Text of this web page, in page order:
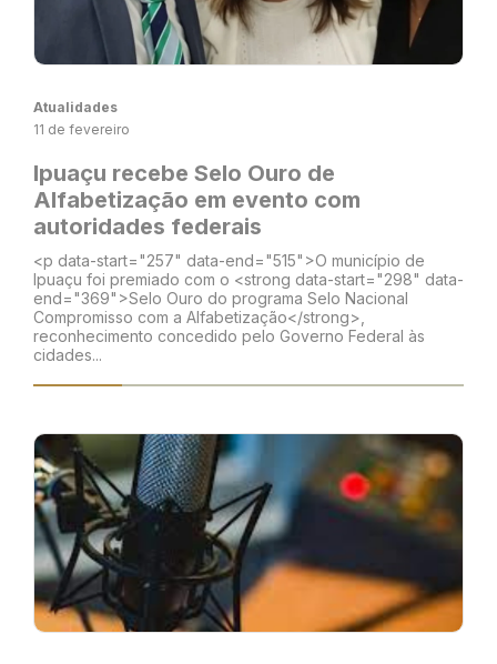
Atualidades
11 de fevereiro
Ipuaçu recebe Selo Ouro de
Alfabetização em evento com
autoridades federais
<p data-start="257" data-end="515">O município de
Ipuaçu foi premiado com o <strong data-start="298" data-
end="369">Selo Ouro do programa Selo Nacional
Compromisso com a Alfabetização</strong>,
reconhecimento concedido pelo Governo Federal às
cidades...